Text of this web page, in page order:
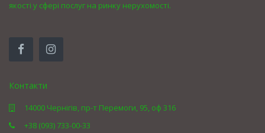
якості у сфері послуг на ринку нерухомості.
Контакти
14000 Чернігів, пр-т Перемоги, 95, оф 316
+38 (093) 733-00-33